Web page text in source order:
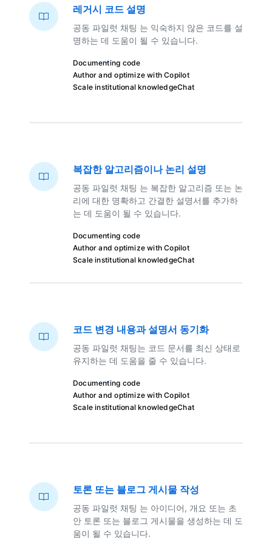
레거시 코드 설명
공동 파일럿 채팅 는 익숙하지 않은 코드를 설
명하는 데 도움이 될 수 있습니다.
Documenting code
Author and optimize with Copilot
Scale institutional knowledgeChat
복잡한 알고리즘이나 논리 설명
공동 파일럿 채팅 는 복잡한 알고리즘 또는 논
리에 대한 명확하고 간결한 설명서를 추가하
는 데 도움이 될 수 있습니다.
Documenting code
Author and optimize with Copilot
Scale institutional knowledgeChat
코드 변경 내용과 설명서 동기화
공동 파일럿 채팅는 코드 문서를 최신 상태로
유지하는 데 도움을 줄 수 있습니다.
Documenting code
Author and optimize with Copilot
Scale institutional knowledgeChat
토론 또는 블로그 게시물 작성
공동 파일럿 채팅 는 아이디어, 개요 또는 초
안 토론 또는 블로그 게시물을 생성하는 데 도
움이 될 수 있습니다.